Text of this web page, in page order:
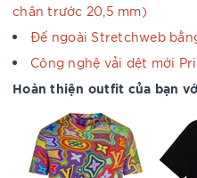
chân trước 20,5 mm)
Đế ngoài Stretchweb
Công nghệ vải dệt mới
Hoàn thiện outfit của bạn